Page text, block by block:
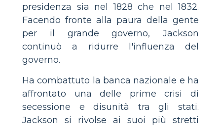
presidenza sia nel 1828 che nel 1832.
Facendo fronte alla paura della gente
per il grande governo, Jackson
continuò a ridurre l'influenza del
governo.
Ha combattuto la banca nazionale e ha
affrontato una delle prime crisi di
secessione e disunità tra gli stati.
Jackson si rivolse ai suoi più stretti